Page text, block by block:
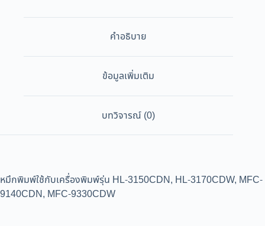
คำอธิบาย
ข้อมูลเพิ่มเติม
บทวิจารณ์ (0)
หมึกพิมพ์ใช้กับเครื่องพิมพ์รุ่น HL-3150CDN, HL-3170CDW, MFC-
9140CDN, MFC-9330CDW